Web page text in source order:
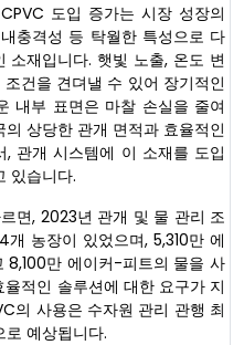
도입 증가는 시장 성장의
충격성 등 탁월한 특성으로 다
소재입니다. 햇빛 노출, 온도 변
건을 견뎌낼 수 있어 장기적인
내부 표면은 마찰 손실을 줄여
상당한 관개 면적과 효율적인
관개 시스템에 이 소재를 도입
있습니다.
면, 2023년 관개 및 물 관리 조
개 농장이 있었으며, 5,310만 에
8,100만 에이커-피트의 물을 사
적인 솔루션에 대한 요구가 지
의 사용은 수자원 관리 관행 최
예상됩니다.